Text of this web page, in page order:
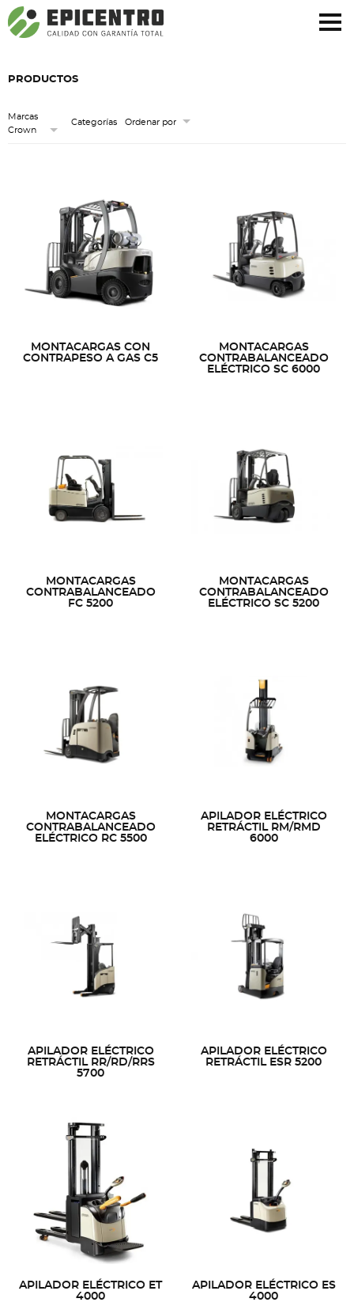
¿Olvidó su contraseña?Regístrese aquí
PRODUCTOS
Marcas
Crown
Categorías Ordenar por
MONTACARGAS CON
CONTRAPESO A GAS C5
MONTACARGAS
CONTRABALANCEADO
ELÉCTRICO SC 6000
MONTACARGAS
CONTRABALANCEADO
FC 5200
MONTACARGAS
CONTRABALANCEADO
ELÉCTRICO SC 5200
MONTACARGAS
CONTRABALANCEADO
ELÉCTRICO RC 5500
APILADOR ELÉCTRICO
RETRÁCTIL RM/RMD
6000
APILADOR ELÉCTRICO
RETRÁCTIL RR/RD/RRS
5700
APILADOR ELÉCTRICO
RETRÁCTIL ESR 5200
APILADOR ELÉCTRICO ET
4000
APILADOR ELÉCTRICO ES
4000